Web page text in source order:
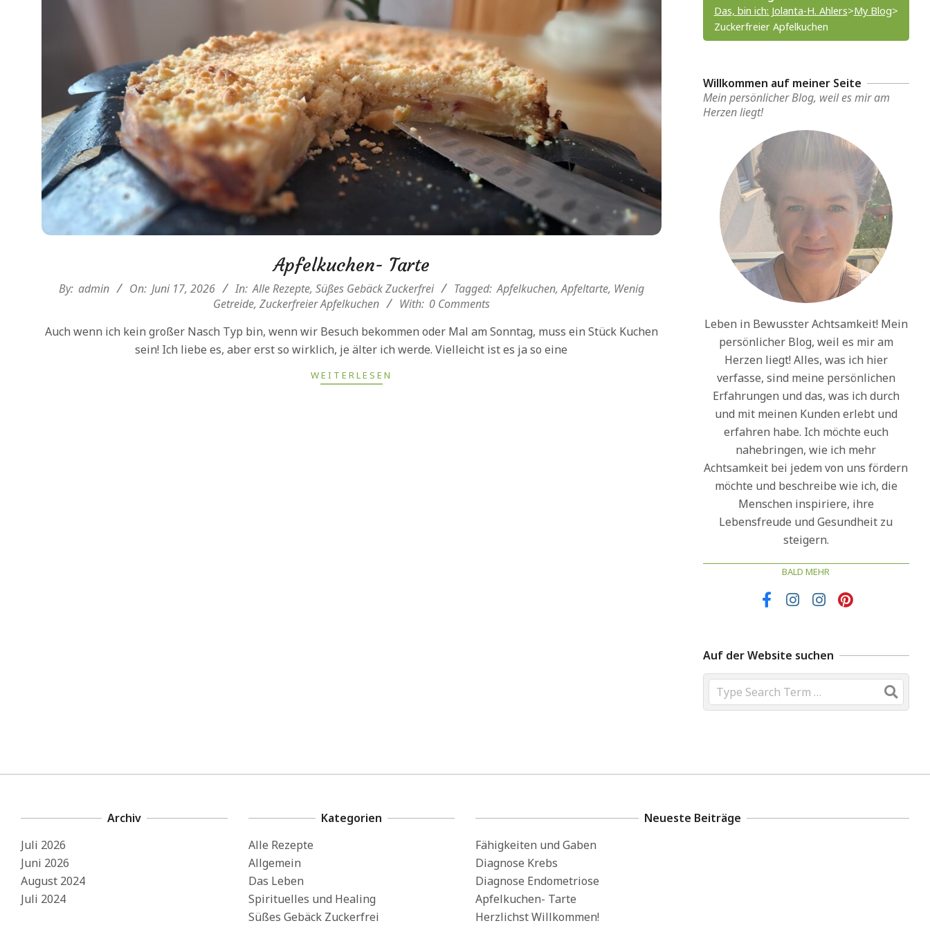
Apfelkuchen- Tarte
2026-
By: admin On: Juni 17, 2026 In: Alle Rezepte, Süßes Gebäck Zuckerfrei Tagged: Apfelkuchen,Apfeltarte, Wenig
Getreide, Zuckerfreier Apfelkuchen With: 0 Comments
Auch wenn ich kein großer Nasch Typ bin, wenn wir Besuch bekommen oder Mal am Sonntag, muss ein Stück Kuchen
sein! Ich liebe es, aber erst so wirklich, je älter ich werde. Vielleicht ist es ja so eine
WEITERLESEN
Das, bin ich: Jolanta-H. Ahlers>My Blog>
Zuckerfreier Apfelkuchen
Willkommen auf meiner Seite
Mein persönlicher Blog, weil es mir am
Herzen liegt!
Leben in Bewusster Achtsamkeit! Mein
persönlicher Blog, weil es mir am
Herzen liegt! Alles, was ich hier
verfasse, sind meine persönlichen
Erfahrungen und das, was ich durch
und mit meinen Kunden erlebt und
erfahren habe. Ich möchte euch
nahebringen, wie ich mehr
Achtsamkeit bei jedem von uns fördern
möchte und beschreibe wie ich, die
Menschen inspiriere, ihre
Lebensfreude und Gesundheit zu
steigern.
BALD MEHR
Auf der Website suchen
Search
Archiv
Juli 2026
Juni 2026
August 2024
Juli 2024
Kategorien
Alle Rezepte
Allgemein
Das Leben
Spirituelles und Healing
Süßes Gebäck Zuckerfrei
Neueste Beiträge
Fähigkeiten und Gaben
Diagnose Krebs
Diagnose Endometriose
Apfelkuchen- Tarte
Herzlichst Willkommen!